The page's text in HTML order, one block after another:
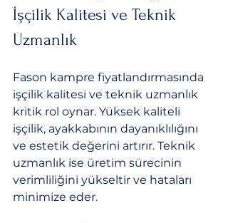
İşçilik Kalitesi ve Teknik
Uzmanlık
Fason kampre fiyatlandırmasında
işçilik kalitesi ve teknik uzmanlık
kritik rol oynar. Yüksek kaliteli
işçilik, ayakkabının dayanıklılığını
ve estetik değerini artırır. Teknik
uzmanlık ise üretim sürecinin
verimliliğini yükseltir ve hataları
minimize eder.